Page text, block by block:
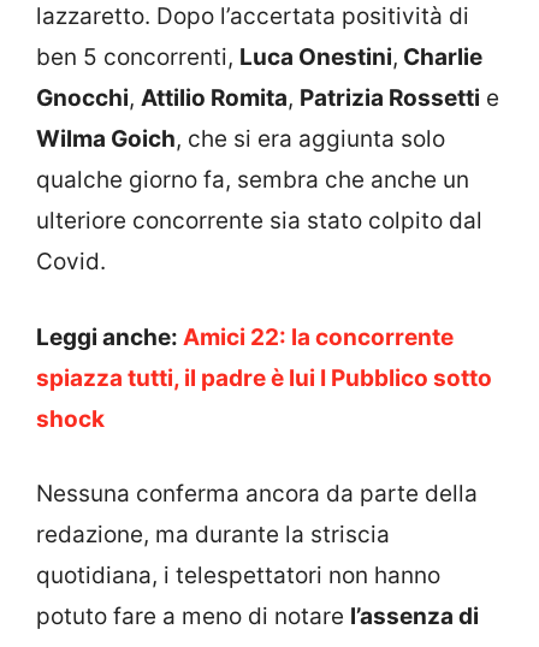
lazzaretto. Dopo l’accertata positività di
ben 5 concorrenti, Luca Onestini, Charlie
Gnocchi, Attilio Romita, Patrizia Rossetti e
Wilma Goich, che si era aggiunta solo
qualche giorno fa, sembra che anche un
ulteriore concorrente sia stato colpito dal
Covid.
Leggi anche: Amici 22: la concorrente
spiazza tutti, il padre è lui I Pubblico sotto
shock
Nessuna conferma ancora da parte della
redazione, ma durante la striscia
quotidiana, i telespettatori non hanno
potuto fare a meno di notare l’assenza di